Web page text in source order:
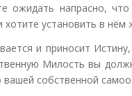
ожидать напрасно,
установить в нём
и приносит
Милость вы
собственной